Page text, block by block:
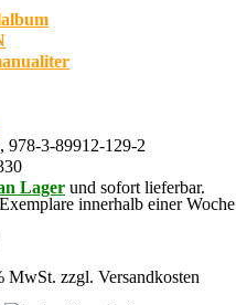
978-3-89912-129-2
Lager und sofort lieferbar.
innerhalb einer Woche
MwSt. zzgl. Versandkosten